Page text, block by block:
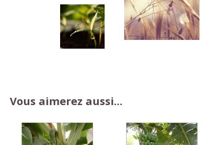
Vous aimerez aussi...